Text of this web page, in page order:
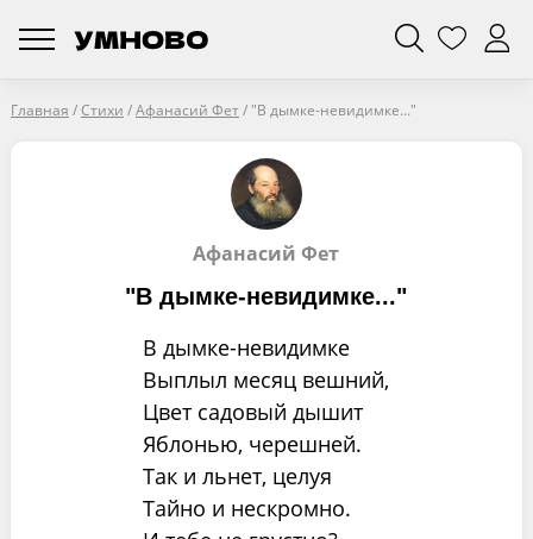
Главная /Стихи /Афанасий Фет/ "В дымке-невидимке..."
Афанасий Фет
"В дымке-невидимке..."
В дымке-невидимке
Выплыл месяц вешний,
Цвет садовый дышит
Яблонью, черешней.
Так и льнет, целуя
Тайно и нескромно.